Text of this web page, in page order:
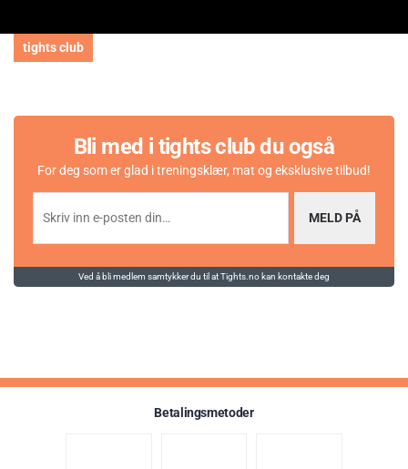
tights club
Bli med i tights club du også
For deg som er glad i treningsklær, mat og eksklusive tilbud!
MELD PÅ
Ved å bli medlem samtykker du til at Tights.no kan kontakte deg
Betalingsmetoder